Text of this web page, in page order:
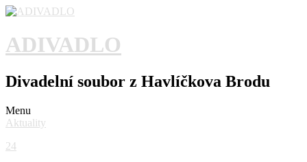
ADIVADLO
Divadelní soubor z Havlíčkova Brodu
Menu
Aktuality
24